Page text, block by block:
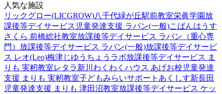
人気な施設
リックグロー(LICGROW)八千代緑が丘駅前教室栄眞学園放
課後等デイサービス 児童発達支援 ラパン(一般)こぱんはうす
さくら 前橋総社教室放課後等デイサービス ラパン（重心専
門） 放課後等デイサービス ラパン(一般)放課後等デイサービ
ス レオ(Leo)梅津じゆうちょうラボ放課後等デイサービス ま
りも 実籾教室レタラ新川 わくわくハウス あげお校 児童発達
支援 まりも 実籾教室子どもみらいサポートあくしす新長田
児童発達支援 まりも 津田沼教室放課後等デイサービス ケッ